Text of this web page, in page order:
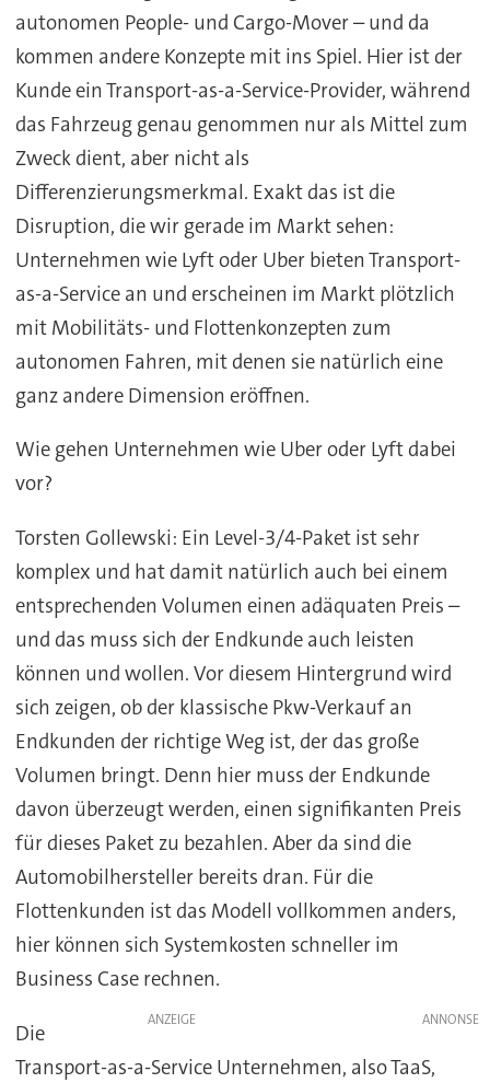
autonomen People- und Cargo-Mover – und da
kommen andere Konzepte mit ins Spiel. Hier ist der
Kunde ein Transport-as-a-Service-Provider, während
das Fahrzeug genau genommen nur als Mittel zum
Zweck dient, aber nicht als
Differenzierungsmerkmal. Exakt das ist die
Disruption, die wir gerade im Markt sehen:
Unternehmen wie Lyft oder Uber bieten Transport-
as-a-Service an und erscheinen im Markt plötzlich
mit Mobilitäts- und Flottenkonzepten zum
autonomen Fahren, mit denen sie natürlich eine
ganz andere Dimension eröffnen.
Wie gehen Unternehmen wie Uber oder Lyft dabei
vor?
Torsten Gollewski: Ein Level-3/4-Paket ist sehr
komplex und hat damit natürlich auch bei einem
entsprechenden Volumen einen adäquaten Preis –
und das muss sich der Endkunde auch leisten
können und wollen. Vor diesem Hintergrund wird
sich zeigen, ob der klassische Pkw-Verkauf an
Endkunden der richtige Weg ist, der das große
Volumen bringt. Denn hier muss der Endkunde
davon überzeugt werden, einen signifikanten Preis
für dieses Paket zu bezahlen. Aber da sind die
Automobilhersteller bereits dran. Für die
Flottenkunden ist das Modell vollkommen anders,
hier können sich Systemkosten schneller im
Business Case rechnen.
ANZEIGE
Die
Transport-as-a-Service Unternehmen, also TaaS,